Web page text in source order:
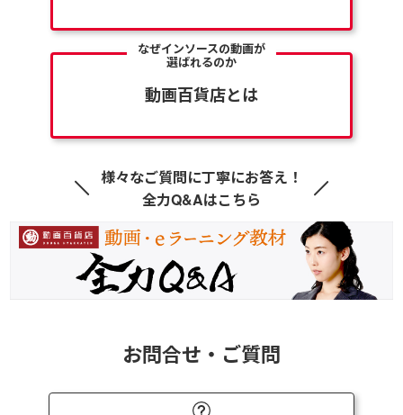
なぜインソースの動画が
選ばれるのか
動画百貨店とは
様々なご質問に丁寧にお答え！
全力Q&Aはこちら
お問合せ・ご質問